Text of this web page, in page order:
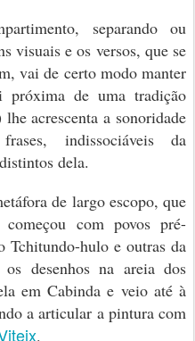
separando ou
visuais e os versos, que se
vai de certo modo manter
de uma tradição
acrescenta a sonoridade
indissociáveis da
dela.
de largo escopo, que
com povos pré-
Tchitundo-hulo e outras da
desenhos na areia dos
em Cabinda e veio até à
a articular a pintura com
.